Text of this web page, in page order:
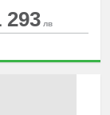
293 лв